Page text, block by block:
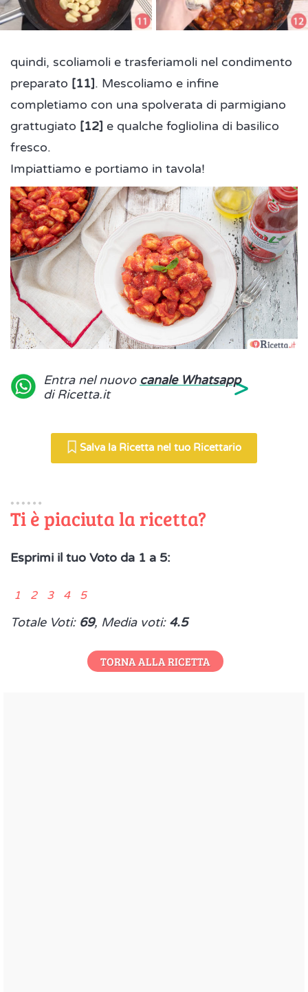
quindi, scoliamoli e trasferiamoli nel condimento
preparato [11]. Mescoliamo e infine
completiamo con una spolverata di parmigiano
grattugiato [12] e qualche fogliolina di basilico
fresco.
Impiattiamo e portiamo in tavola!
Entra nel nuovo canale Whatsapp
di Ricetta.it
>
Salva la Ricetta nel tuo Ricettario
Ti è piaciuta la ricetta?
Esprimi il tuo Voto da 1 a 5:
1 2 3 4 5
Totale Voti: 69, Media voti: 4.5
TORNA ALLA RICETTA